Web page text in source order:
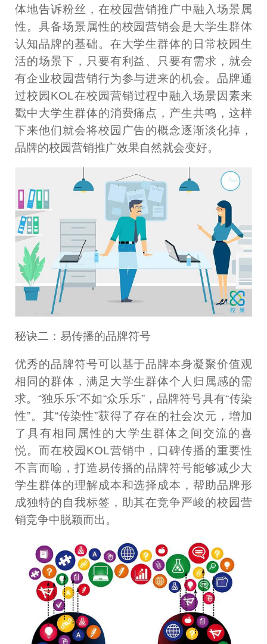
体地告诉粉丝，在校园营销推广中融入场景属
性。具备场景属性的校园营销会是大学生群体
认知品牌的基础。在大学生群体的日常校园生
活的场景下，只要有利益、只要有需求，就会
有企业校园营销行为参与进来的机会。品牌通
过校园KOL在校园营销过程中融入场景因素来
戳中大学生群体的消费痛点，产生共鸣，这样
下来他们就会将校园广告的概念逐渐淡化掉，
品牌的校园营销推广效果自然就会变好。
秘诀二：易传播的品牌符号
优秀的品牌符号可以基于品牌本身凝聚价值观
相同的群体，满足大学生群体个人归属感的需
求。“独乐乐”不如“众乐乐”，品牌符号具有“传染
性”。其“传染性”获得了存在的社会次元，增加
了具有相同属性的大学生群体之间交流的喜
悦。而在校园KOL营销中，口碑传播的重要性
不言而喻，打造易传播的品牌符号能够减少大
学生群体的理解成本和选择成本，帮助品牌形
成独特的自我标签，助其在竞争严峻的校园营
销竞争中脱颖而出。